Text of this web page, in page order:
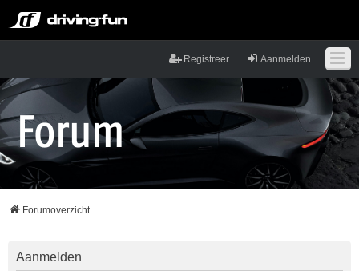
Aanmelden
Registreer
Forumoverzicht
Aanmelden